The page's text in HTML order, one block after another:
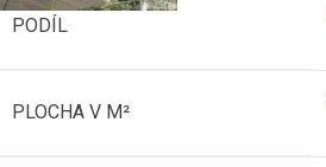
PODÍL
PLOCHA V M²